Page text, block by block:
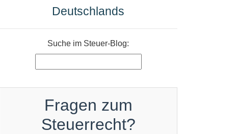
Deutschlands
Suche im Steuer-Blog:
Fragen zum
Steuerrecht?